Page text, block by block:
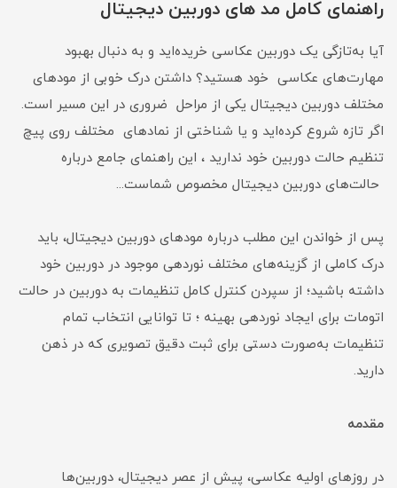
راهنمای کامل مد های دوربین دیجیتال
آیا به‌تازگی یک دوربین عکاسی خریده‌اید و به دنبال بهبود
مهارت‌های عکاسی خود هستید؟ داشتن درک خوبی از مودهای
مختلف دوربین دیجیتال یکی از مراحل ضروری در این مسیر است.
اگر تازه شروع کرده‌اید و یا شناختی از نمادهای مختلف روی پیچ
تنظیم حالت دوربین خود ندارید ، این راهنمای جامع درباره
حالت‌های دوربین دیجیتال مخصوص شماست...
پس از خواندن این مطلب درباره مودهای دوربین دیجیتال، باید
درک کاملی از گزینه‌های مختلف نوردهی موجود در دوربین خود
داشته باشید؛ از سپردن کنترل کامل تنظیمات به دوربین در حالت
اتومات برای ایجاد نوردهی بهینه ؛ تا توانایی انتخاب تمام
تنظیمات به‌صورت دستی برای ثبت دقیق تصویری که در ذهن
دارید.
مقدمه‌
در روزهای اولیه عکاسی، پیش از عصر دیجیتال، دوربین‌ها